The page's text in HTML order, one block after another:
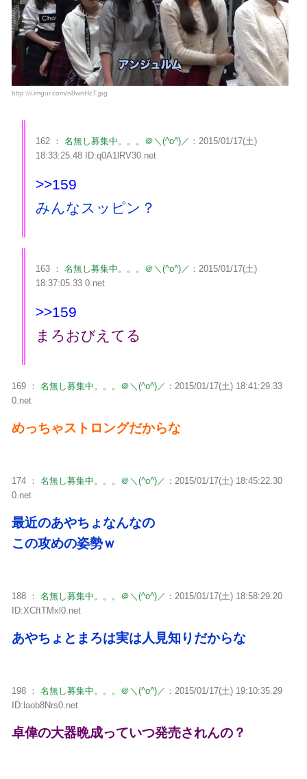
http://i.imgur.com/n8wnHcT.jpg
162 ： 名無し募集中。。。＠＼(^o^)／ ：2015/01/17(土)
18:33:25.48 ID:q0A1lRV30.net
>>159
みんなスッピン？
163 ： 名無し募集中。。。＠＼(^o^)／ ：2015/01/17(土)
18:37:05.33 0.net
>>159
まろおびえてる
169 ： 名無し募集中。。。＠＼(^o^)／ ：2015/01/17(土) 18:41:29.33
0.net
めっちゃストロングだからな
174 ： 名無し募集中。。。＠＼(^o^)／ ：2015/01/17(土) 18:45:22.30
0.net
最近のあやちょなんなの
この攻めの姿勢ｗ
188 ： 名無し募集中。。。＠＼(^o^)／ ：2015/01/17(土) 18:58:29.20
ID:XCftTMxl0.net
あやちょとまろは実は人見知りだからな
198 ： 名無し募集中。。。＠＼(^o^)／ ：2015/01/17(土) 19:10:35.29
ID:laob8Nrs0.net
卓偉の大器晩成っていつ発売されんの？